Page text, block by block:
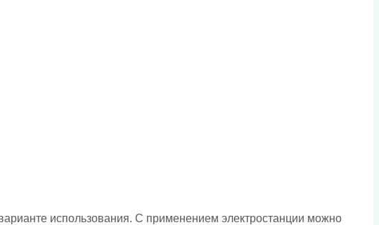
использования. С применением электростанции можно